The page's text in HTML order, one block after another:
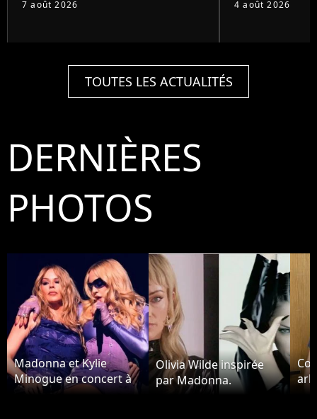
7 août 2026 4 août 2026
TOUTES LES ACTUALITÉS
DERNIÈRES
PHOTOS
Madonna et Kylie
Minogue en concert à
Amsterdam
Olivia Wilde inspirée
par Madonna.